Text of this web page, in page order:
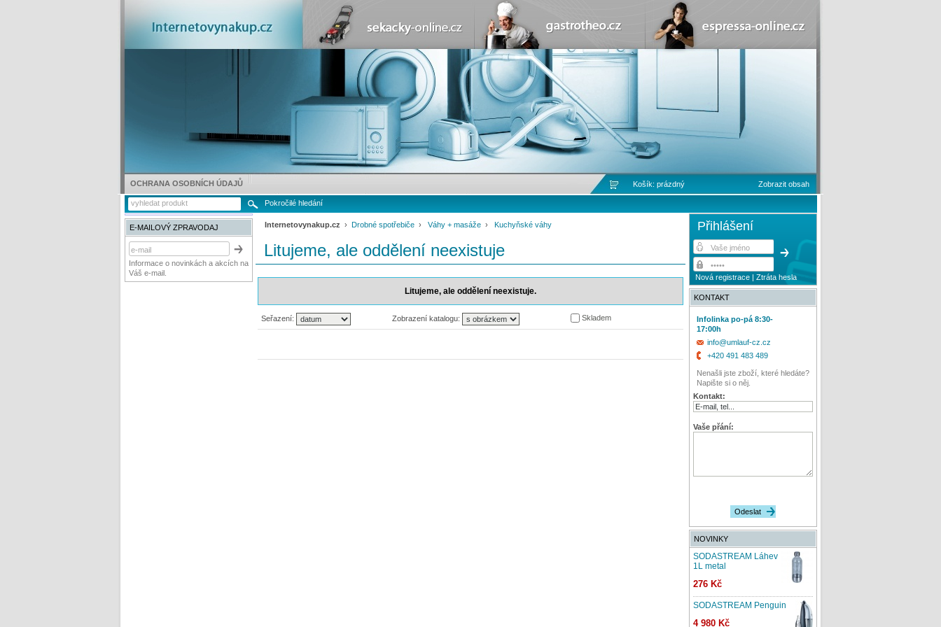
Internetovynakup.cz › Drobné spotřebiče › Váhy + masáže › Kuchyňské váhy
Litujeme, ale oddělení neexistuje
Litujeme, ale oddělení neexistuje.
Seřazení: Zobrazení katalogu: Skladem
E-MAILOVÝ ZPRAVODAJ
Informace o novinkách a akcích na
Váš e-mail.
Přihlášení
Nová registrace | Ztráta hesla
KONTAKT
Infolinka po-pá 8:30-
17:00h
info@umlauf-cz.cz
+420 491 483 489
Nenašli jste zboží, které hledáte?
Napište si o něj.
Kontakt:
Vaše přání:
NOVINKY
SODASTREAM Láhev
1L metal
276 Kč
SODASTREAM Penguin
4 980 Kč
Pokročilé hledání
Košík: prázdný Zobrazit obsah
OCHRANA OSOBNÍCH ÚDAJŮ